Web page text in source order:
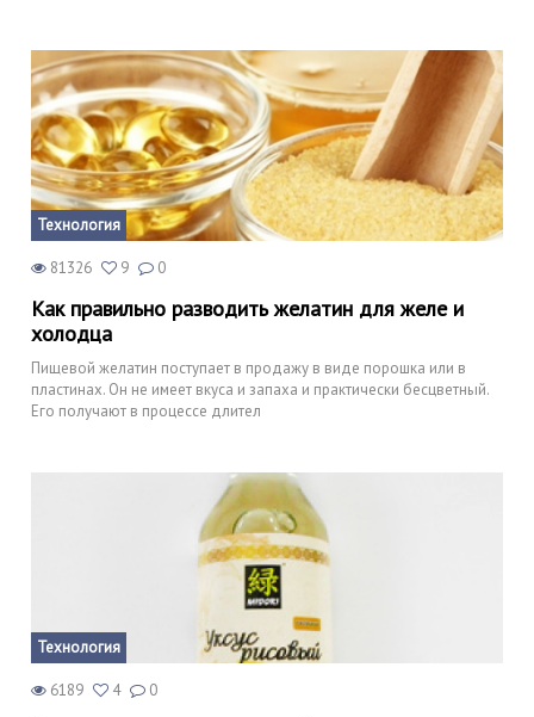
Технология
81326 9 0
Как правильно разводить желатин для желе и
холодца
Пищевой желатин поступает в продажу в виде порошка или в
пластинах. Он не имеет вкуса и запаха и практически бесцветный.
Его получают в процессе длител
Технология
6189 4 0